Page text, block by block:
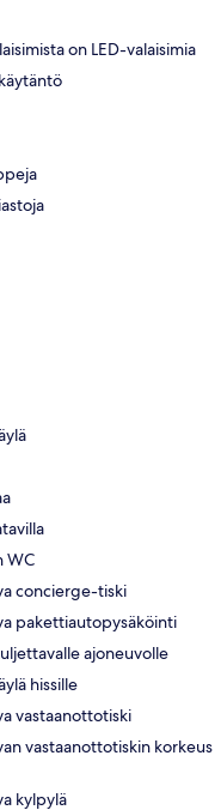
on LED-valaisimia
WC
concierge-tiski
pakettiautopysäköinti
ajoneuvolle
hissille
vastaanottotiski
vastaanottotiskin korkeus
kylpylä